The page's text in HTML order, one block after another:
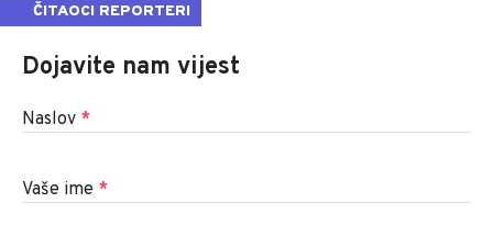
ČITAOCI REPORTERI
Dojavite nam vijest
Naslov *
Vaše ime *